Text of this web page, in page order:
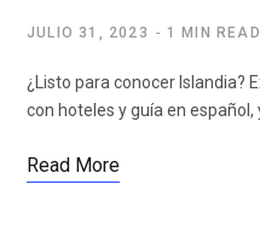
JULIO 31, 2023 1 MIN READ
¿Listo para conocer Islandia?
con hoteles y guía en español,
Read More